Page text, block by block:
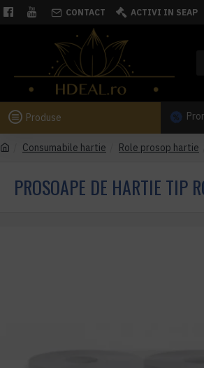
CONTACT ACTIVI IN SEAP
Produse
Consumabile hartie Role prosop hartie
PROSOAPE DE HARTIE TIP